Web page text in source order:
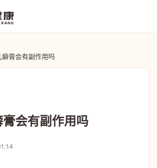
癖膏会有副作用吗
膏会有副作用吗